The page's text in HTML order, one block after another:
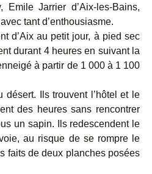
Emile Jarrier d’Aix-les-Bains,
tant d’enthousiasme.
d’Aix au petit jour, à pied sec
durant 4 heures en suivant la
à partir de 1 000 à 1 100
désert. Ils trouvent l’hôtel et le
des heures sans rencontrer
un sapin. Ils redescendent le
au risque de se rompre le
faits de deux planches posées